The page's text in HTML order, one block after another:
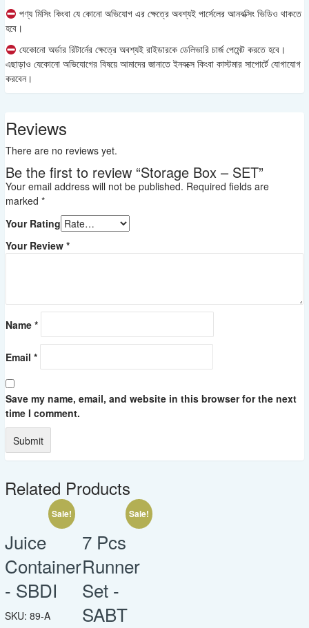
পণ্য মিসিং কিংবা যে কোনো অভিযোগ এর ক্ষেত্রে অবশ্যই পার্সেলের আনবক্সিং ভিডিও থাকতে
হবে।
যেকোনো অর্ডার রিটার্নের ক্ষেত্রে অবশ্যই রাইডারকে ডেলিভারি চার্জ পেমেন্ট করতে হবে।
এছাড়াও যেকোনো অভিযোগের বিষয়ে আমাদের জানাতে ইনবক্সে কিংবা কাস্টমার সাপোর্টে যোগাযোগ
করবেন।
Reviews
There are no reviews yet.
Be the first to review “Storage Box – SET”
Your email address will not be published. Required fields are
marked *
Your Rating
Your Review *
Name *
Email *
Save my name, email, and website in this browser for the next
time I comment.
Related Products
Sale!
Juice
Container
- SBDI
SKU: 89-A
Sale!
7 Pcs
Runner
Set -
SABT